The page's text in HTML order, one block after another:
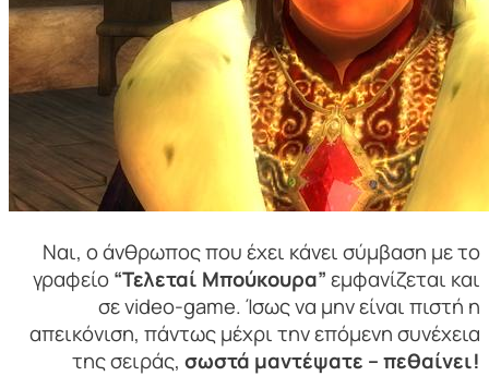
Ναι, ο άνθρωπος που έχει κάνει σύμβαση με το
γραφείο“Τελεταί Μπούκουρα”εμφανίζεται και
σε video-game. Ίσως να μην είναι πιστή η
απεικόνιση, πάντως μέχρι την επόμενη συνέχεια
της σειράς, σωστά μαντέψατε – πεθαίνει!